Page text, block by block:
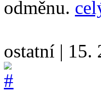
odměnu.
ostatní | 15.